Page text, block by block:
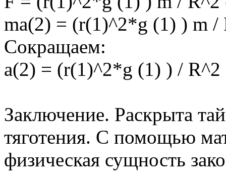
ma(2) = (r(1)^2*g (1) ) m /
Сокращаем:
a(2) = (r(1)^2*g (1) ) / R^2
Заключение. Раскрыта
тяготения. С помощью
физическая сущность